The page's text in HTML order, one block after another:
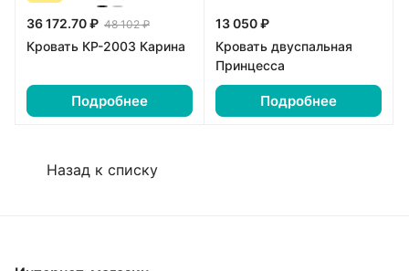
36 172.70 ₽ 48 102 ₽
Кровать КР-2003 Карина
Подробнее
13 050 ₽
Кровать двуспальная
Принцесса
Подробнее
Назад к списку